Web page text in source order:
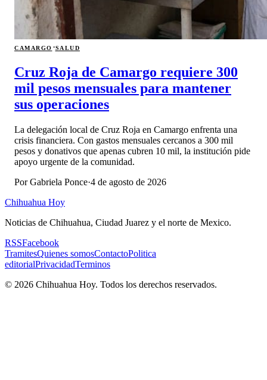
CAMARGO ·SALUD
Cruz Roja de Camargo requiere 300
mil pesos mensuales para mantener
sus operaciones
La delegación local de Cruz Roja en Camargo enfrenta una
crisis financiera. Con gastos mensuales cercanos a 300 mil
pesos y donativos que apenas cubren 10 mil, la institución pide
apoyo urgente de la comunidad.
PorGabriela Ponce·4 de agosto de 2026
Chihuahua Hoy
Noticias de Chihuahua, Ciudad Juarez y el norte de Mexico.
RSSFacebook
TramitesQuienes somosContactoPolitica
editorialPrivacidadTerminos
© 2026 Chihuahua Hoy. Todos los derechos reservados.